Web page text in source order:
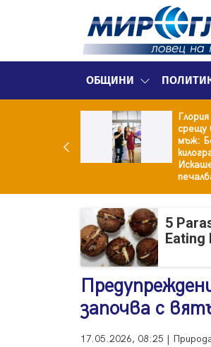
ОБЩИНИ
срещу
мъж:
5
Eating
започва с
17.05.2026, 08:25 |